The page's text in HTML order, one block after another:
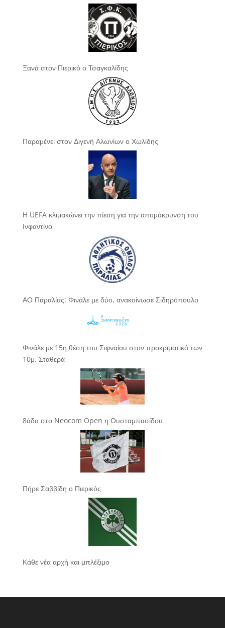
Ξανά στον Πιερικό ο Τσαγκαλίδης
Παραμένει στον Διγενή Αλωνίων ο Χωλίδης
Η UEFA κλιμακώνει την πίεση για την απομάκρυνση του
Ινφαντίνο
ΑΟ Παραλίας: Φινάλε με δύο, ανακοίνωσε Σιδηρόπουλο
Φινάλε με 15η θέση του Σιφναίου στον προκριματικό των
10μ. Σταθερά
8άδα στο Neocom Open η Ουσταμπασίδου
Πήρε Σαββίδη ο Πιερικός
Κάθε νέα αρχή και μπλέξιμο